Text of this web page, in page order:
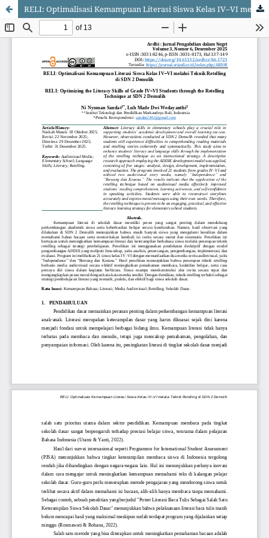
RELI: Optimalisasi Kemampuan Literasi Siswa Kelas IV–VI melalui Teknik Retelling di SDN 2 Demulih